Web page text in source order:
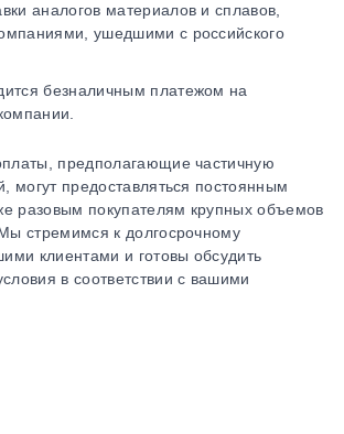
аналогов материалов и сплавов,
ушедшими с российского
безналичным платежом на
предполагающие частичную
могут предоставляться постоянным
разовым покупателям крупных объемов
стремимся к долгосрочному
клиентами и готовы обсудить
в соответствии с вашими